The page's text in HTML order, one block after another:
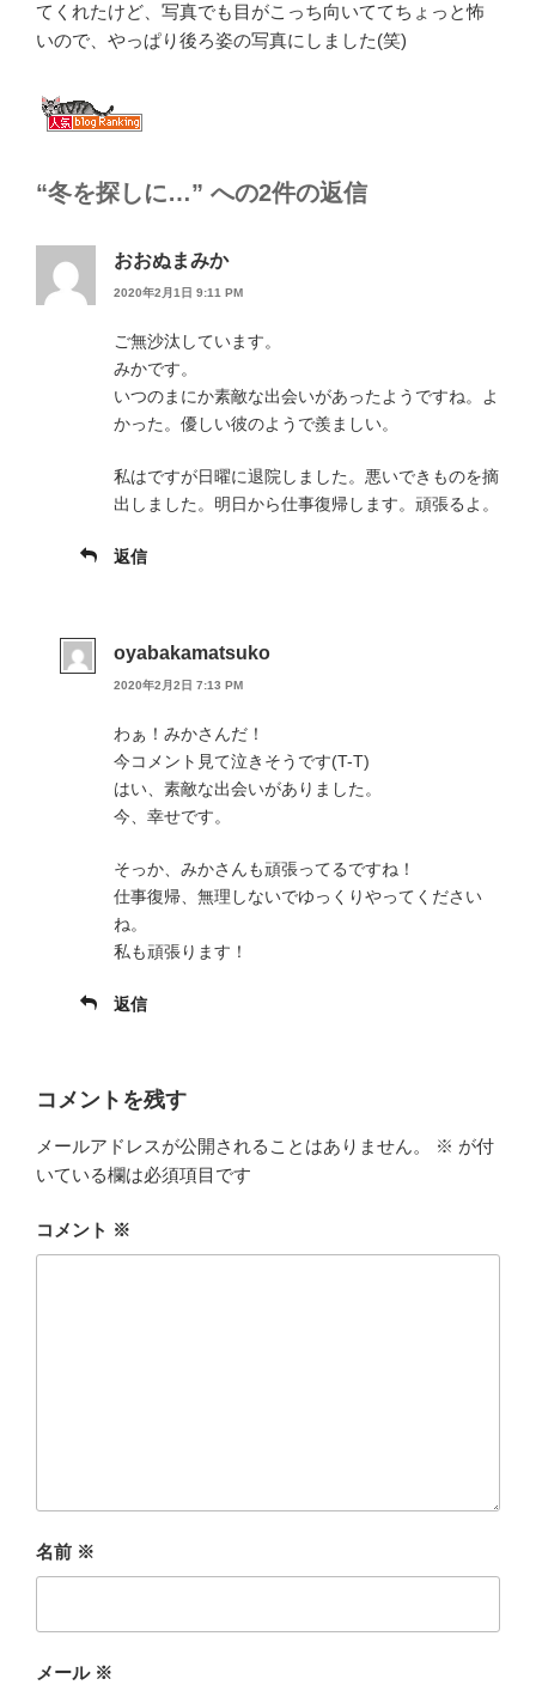
てくれたけど、写真でも目がこっち向いててちょっと怖
いので、やっぱり後ろ姿の写真にしました(笑)
“冬を探しに…” への2件の返信
おおぬまみか
2020年2月1日 9:11 PM
ご無沙汰しています。
みかです。
いつのまにか素敵な出会いがあったようですね。よ
かった。優しい彼のようで羨ましい。
私はですが日曜に退院しました。悪いできものを摘
出しました。明日から仕事復帰します。頑張るよ。
返信
oyabakamatsuko
2020年2月2日 7:13 PM
わぁ！みかさんだ！
今コメント見て泣きそうです(T-T)
はい、素敵な出会いがありました。
今、幸せです。
そっか、みかさんも頑張ってるですね！
仕事復帰、無理しないでゆっくりやってください
ね。
私も頑張ります！
返信
コメントを残す
メールアドレスが公開されることはありません。 ※ が付
いている欄は必須項目です
コメント ※
名前 ※
メール ※